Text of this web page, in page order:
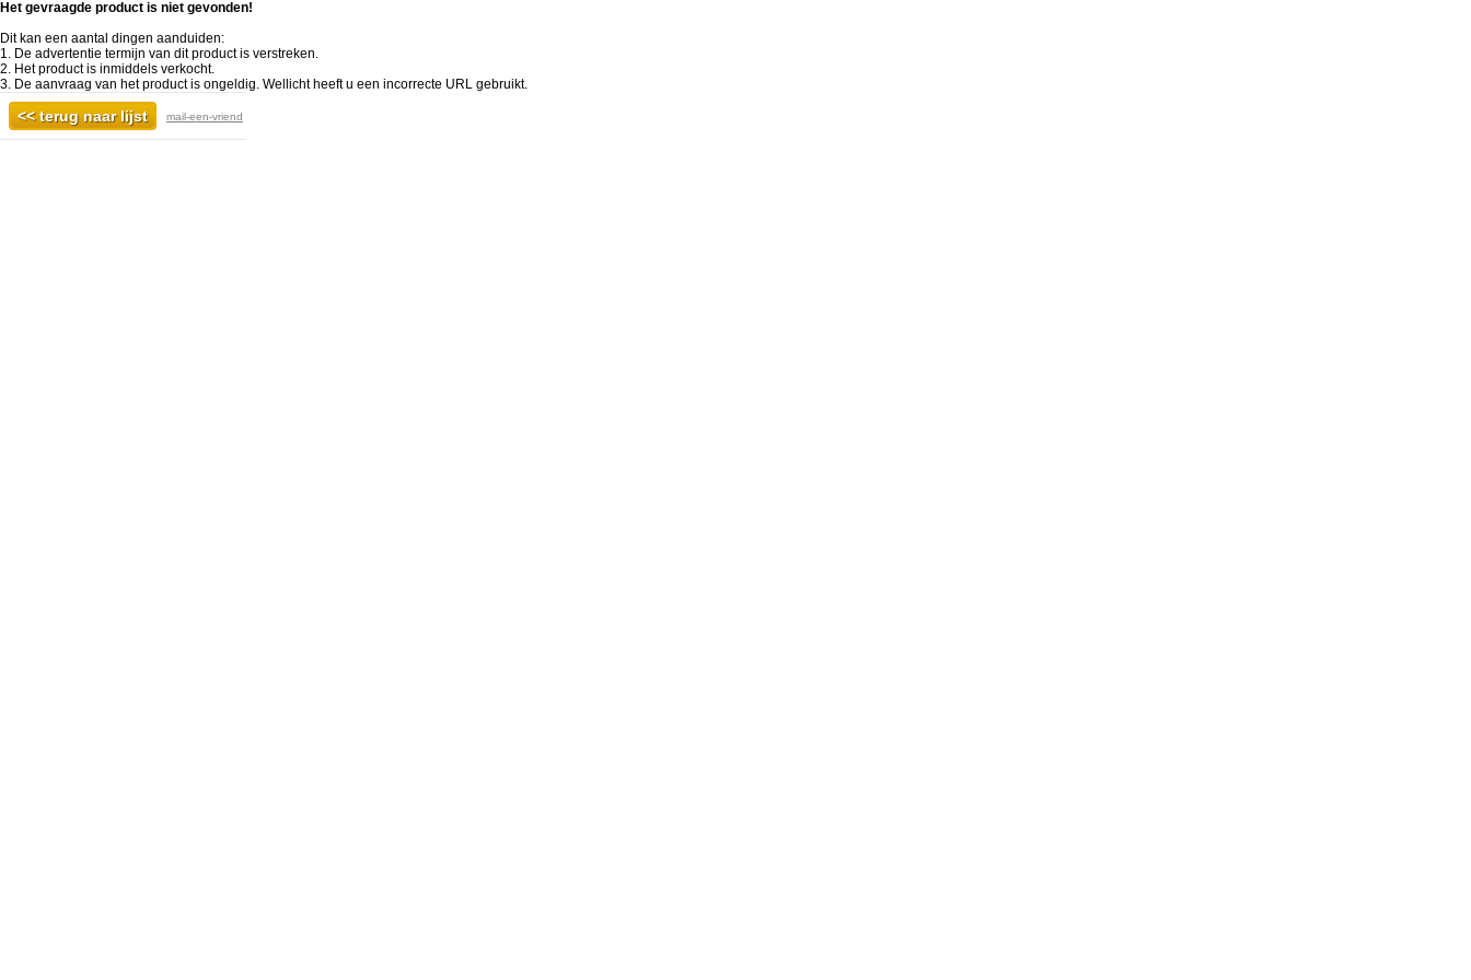
Het gevraagde product is niet gevonden!
Dit kan een aantal dingen aanduiden:
1. De advertentie termijn van dit product is verstreken.
2. Het product is inmiddels verkocht.
3. De aanvraag van het product is ongeldig. Wellicht heeft u een incorrecte URL gebruikt.
mail-een-vriend